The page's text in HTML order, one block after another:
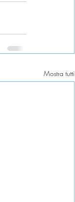
Mostra tutti